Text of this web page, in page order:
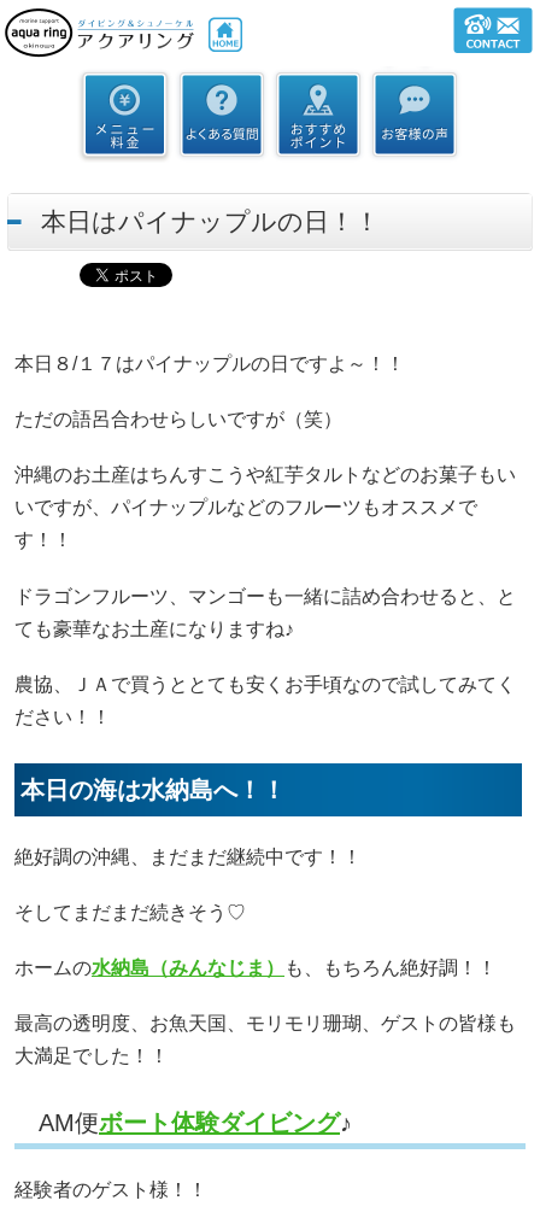
本日はパイナップルの日！！
本日８/１７はパイナップルの日ですよ～！！
ただの語呂合わせらしいですが（笑）
沖縄のお土産はちんすこうや紅芋タルトなどのお菓子もい
いですが、パイナップルなどのフルーツもオススメで
す！！
ドラゴンフルーツ、マンゴーも一緒に詰め合わせると、と
ても豪華なお土産になりますね♪
農協、ＪＡで買うととても安くお手頃なので試してみてく
ださい！！
本日の海は水納島へ！！
絶好調の沖縄、まだまだ継続中です！！
そしてまだまだ続きそう♡
ホームの水納島（みんなじま） も、もちろん絶好調！！
最高の透明度、お魚天国、モリモリ珊瑚、ゲストの皆様も
大満足でした！！
AM便ボート体験ダイビング♪
経験者のゲスト様！！